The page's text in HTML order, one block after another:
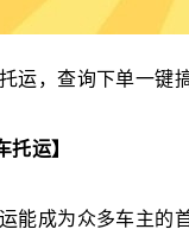
运，查询下单一键
运】
能成为众多车主的